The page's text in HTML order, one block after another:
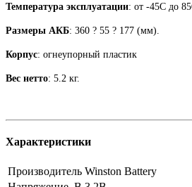
Температура эксплуатации: от -45С до
Размеры АКБ: 360 ? 55 ? 177 (мм).
Корпус: огнеупорный пластик
Вес нетто: 5.2 кг.
Характеристики
Производитель Winston Battery